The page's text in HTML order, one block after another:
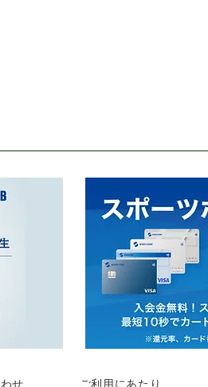
せ ご利用にあたり